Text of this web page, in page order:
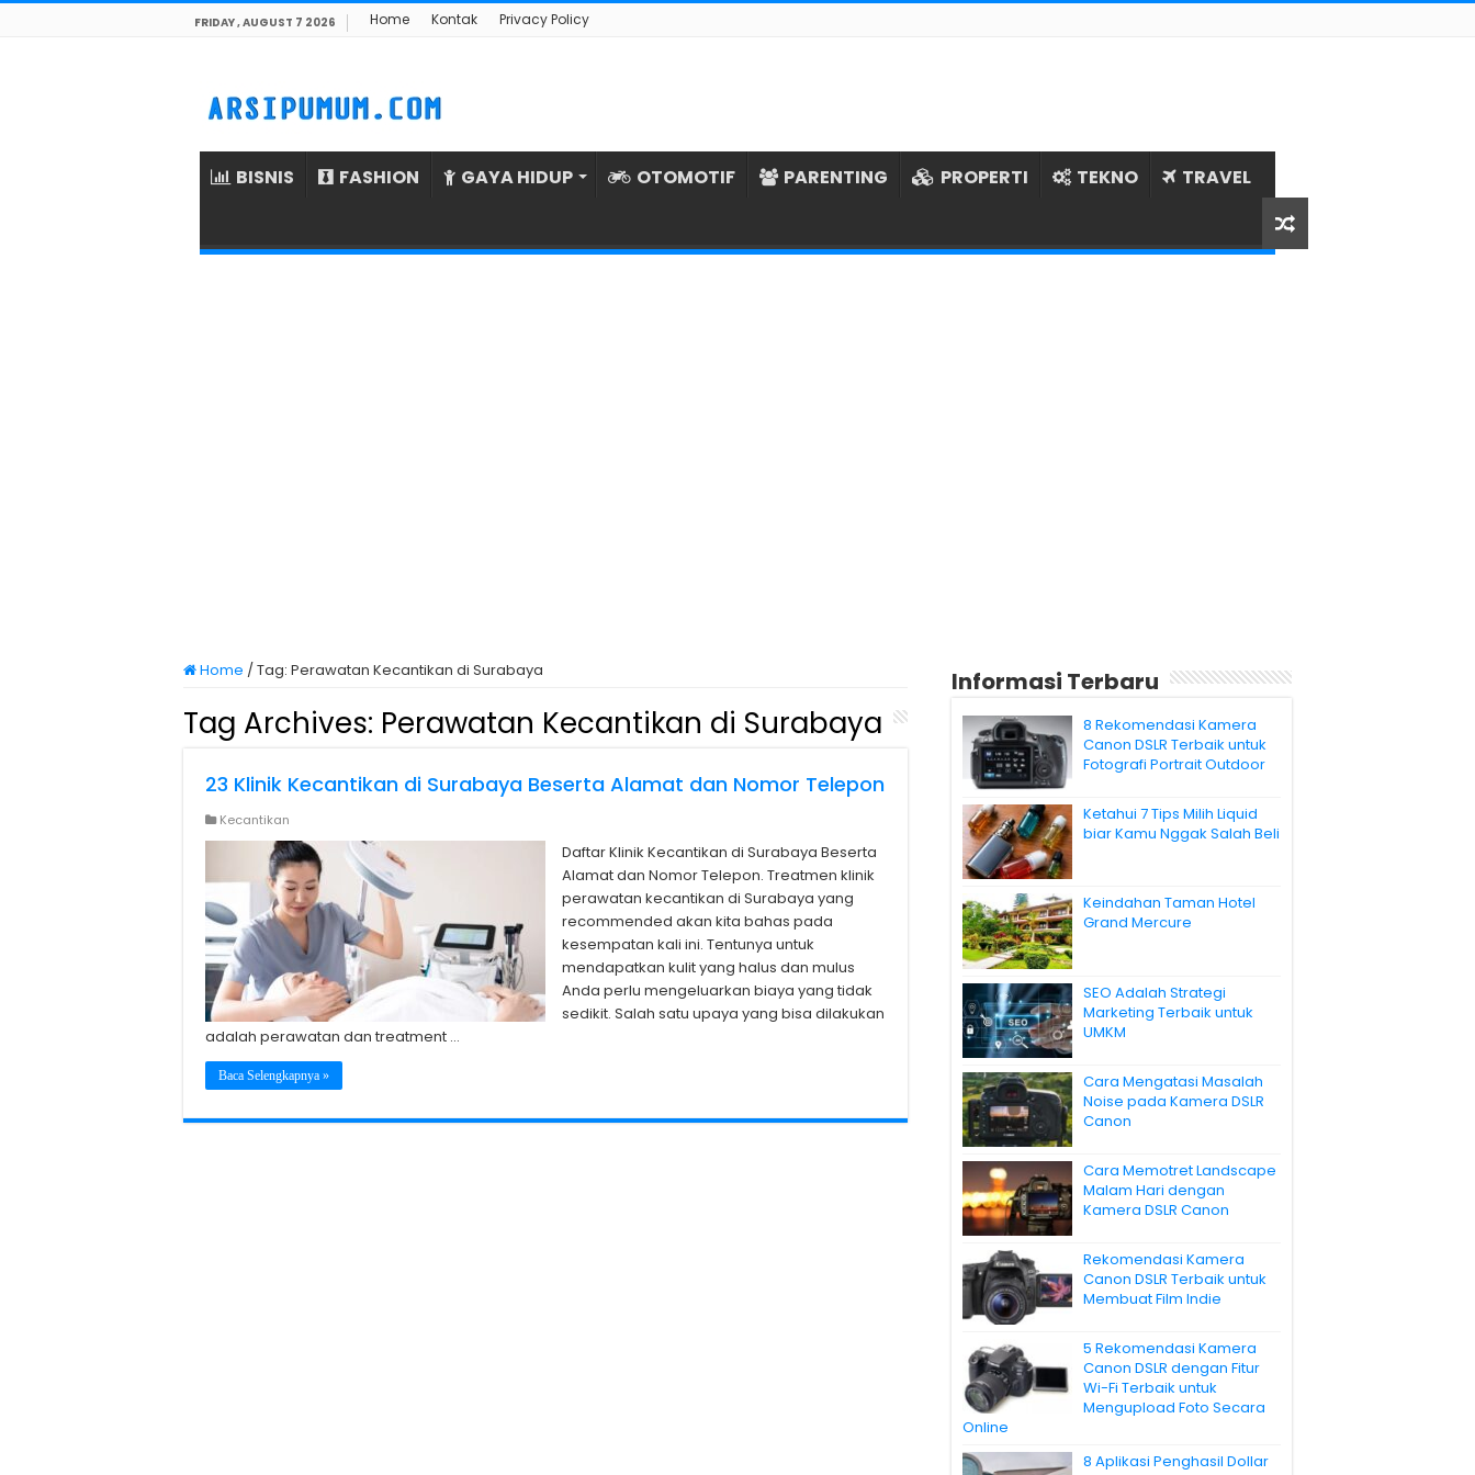
FRIDAY , AUGUST 7 2026 Home Kontak Privacy Policy
BISNIS FASHION GAYA HIDUP OTOMOTIF PARENTING PROPERTI TEKNO TRAVEL
Home /Tag: Perawatan Kecantikan di Surabaya
Tag Archives: Perawatan Kecantikan di Surabaya
23 Klinik Kecantikan di Surabaya Beserta Alamat dan Nomor Telepon
Kecantikan
Daftar Klinik Kecantikan di Surabaya Beserta
Alamat dan Nomor Telepon. Treatmen klinik
perawatan kecantikan di Surabaya yang
recommended akan kita bahas pada
kesempatan kali ini. Tentunya untuk
mendapatkan kulit yang halus dan mulus
Anda perlu mengeluarkan biaya yang tidak
sedikit. Salah satu upaya yang bisa dilakukan
adalah perawatan dan treatment …
Baca Selengkapnya »
Informasi Terbaru
8 Rekomendasi Kamera
Canon DSLR Terbaik untuk
Fotografi Portrait Outdoor
Ketahui 7 Tips Milih Liquid
biar Kamu Nggak Salah Beli
Keindahan Taman Hotel
Grand Mercure
SEO Adalah Strategi
Marketing Terbaik untuk
UMKM
Cara Mengatasi Masalah
Noise pada Kamera DSLR
Canon
Cara Memotret Landscape
Malam Hari dengan
Kamera DSLR Canon
Rekomendasi Kamera
Canon DSLR Terbaik untuk
Membuat Film Indie
5 Rekomendasi Kamera
Canon DSLR dengan Fitur
Wi-Fi Terbaik untuk
Mengupload Foto Secara
Online
8 Aplikasi Penghasil Dollar